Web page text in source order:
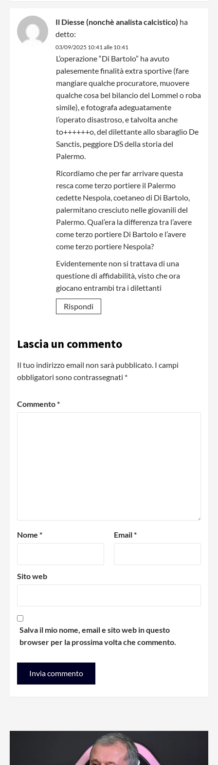
Il Diesse (nonchè analista calcistico) ha
detto:
03/09/2025 10:41 alle 10:41
L’operazione “Di Bartolo” ha avuto
palesemente finalità extra sportive (fare
mangiare qualche procuratore, muovere
qualche cosa bel bilancio del Lommel o roba
simile), e fotografa adeguatamente
l’operato disastroso, e talvolta anche
to++++++o, del dilettante allo sbaraglio De
Sanctis, peggiore DS della storia del
Palermo.
Ricordiamo che per far arrivare questa
resca come terzo portiere il Palermo
cedette Nespola, coetaneo di Di Bartolo,
palermitano cresciuto nelle giovanili del
Palermo. Qual’era la differenza tra l’avere
come terzo portiere Di Bartolo e l’avere
come terzo portiere Nespola?
Evidentemente non si trattava di una
questione di affidabilità, visto che ora
giocano entrambi tra i dilettanti
Rispondi
Lascia un commento
Il tuo indirizzo email non sarà pubblicato. I campi
obbligatori sono contrassegnati *
Commento*
Nome * Email*
Sito web
Salva il mio nome, email e sito web in questo
browser per la prossima volta che commento.